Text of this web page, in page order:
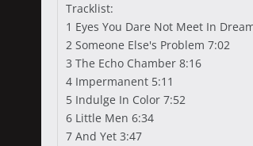
Tracklist:
1 Eyes You Dare Not Meet In
2 Someone Else's Problem 7:02
3 The Echo Chamber 8:16
4 Impermanent 5:11
5 Indulge In Color 7:52
6 Little Men 6:34
7 And Yet 3:47